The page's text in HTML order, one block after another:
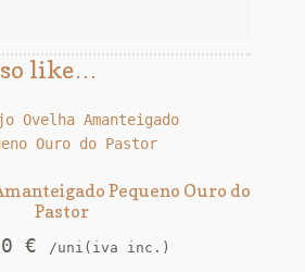
like…
Pequeno Ouro do
Pastor
€ /uni(iva inc.)